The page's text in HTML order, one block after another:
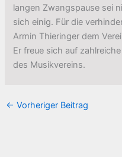
langen Zwangspause sei
sich einig. Für die
Armin Thieringer dem
Er freue sich auf
des Musikvereins.
← Vorheriger Beitrag